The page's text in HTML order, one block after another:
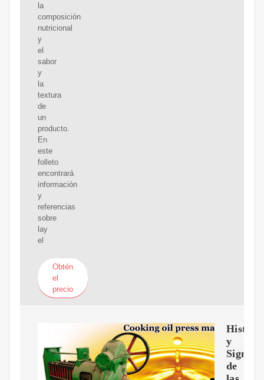
la
composición
nutricional
y
el
sabor
y
la
textura
de
un
producto.
En
este
folleto
encontrará
información
y
referencias
sobre
lay
el
Obtén
el
precio
y
de